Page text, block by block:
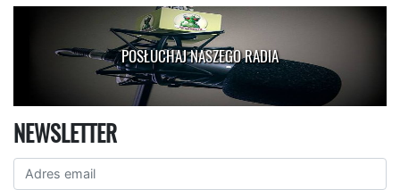
POSŁUCHAJ NASZEGO RADIA
NEWSLETTER